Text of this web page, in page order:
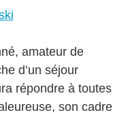
amateur de
d’un séjour
répondre à toutes
son cadre